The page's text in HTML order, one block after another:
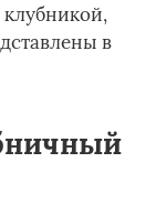
клубникой,
в